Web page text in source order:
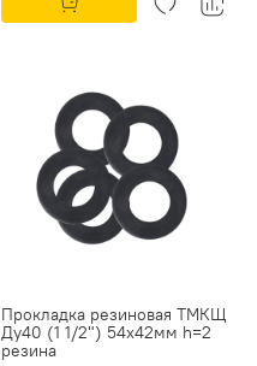
Прокладка резиновая ТМКЩ
Ду40 (1 1/2") 54х42мм h=2
резина